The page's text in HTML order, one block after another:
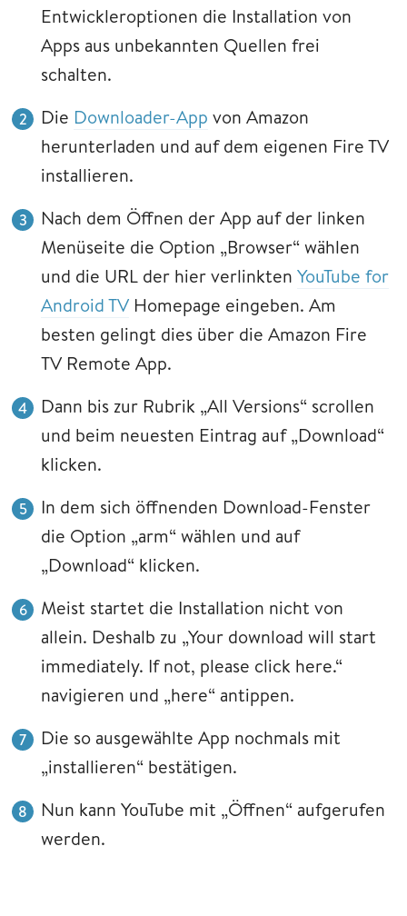
Entwickleroptionen die Installation von
Apps aus unbekannten Quellen frei
schalten.
Die Downloader-App von Amazon
herunterladen und auf dem eigenen Fire TV
installieren.
Nach dem Öffnen der App auf der linken
Menüseite die Option „Browser“ wählen
und die URL der hier verlinkten YouTube for
Android TV Homepage eingeben. Am
besten gelingt dies über die Amazon Fire
TV Remote App.
Dann bis zur Rubrik „All Versions“ scrollen
und beim neuesten Eintrag auf „Download“
klicken.
In dem sich öffnenden Download-Fenster
die Option „arm“ wählen und auf
„Download“ klicken.
Meist startet die Installation nicht von
allein. Deshalb zu „Your download will start
immediately. If not, please click here.“
navigieren und „here“ antippen.
Die so ausgewählte App nochmals mit
„installieren“ bestätigen.
Nun kann YouTube mit „Öffnen“ aufgerufen
werden.